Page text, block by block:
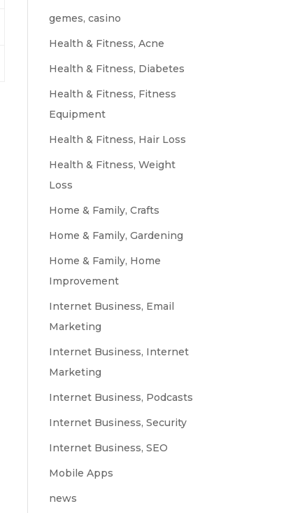
gemes, casino
Health & Fitness, Acne
Health & Fitness, Diabetes
Health & Fitness, Fitness
Equipment
Health & Fitness, Hair Loss
Health & Fitness, Weight
Loss
Home & Family, Crafts
Home & Family, Gardening
Home & Family, Home
Improvement
Internet Business, Email
Marketing
Internet Business, Internet
Marketing
Internet Business, Podcasts
Internet Business, Security
Internet Business, SEO
Mobile Apps
news